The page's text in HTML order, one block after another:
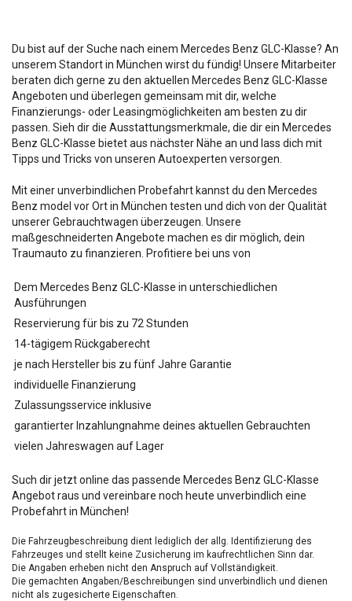
Du bist auf der Suche nach einem Mercedes Benz GLC-Klasse? An
unserem Standort in München wirst du fündig! Unsere Mitarbeiter
beraten dich gerne zu den aktuellen Mercedes Benz GLC-Klasse
Angeboten und überlegen gemeinsam mit dir, welche
Finanzierungs- oder Leasingmöglichkeiten am besten zu dir
passen. Sieh dir die Ausstattungsmerkmale, die dir ein Mercedes
Benz GLC-Klasse bietet aus nächster Nähe an und lass dich mit
Tipps und Tricks von unseren Autoexperten versorgen.
Mit einer unverbindlichen Probefahrt kannst du den Mercedes
Benz model vor Ort in München testen und dich von der Qualität
unserer Gebrauchtwagen überzeugen. Unsere
maßgeschneiderten Angebote machen es dir möglich, dein
Traumauto zu finanzieren. Profitiere bei uns von
Dem Mercedes Benz GLC-Klasse in unterschiedlichen
Ausführungen
Reservierung für bis zu 72 Stunden
14-tägigem Rückgaberecht
je nach Hersteller bis zu fünf Jahre Garantie
individuelle Finanzierung
Zulassungsservice inklusive
garantierter Inzahlungnahme deines aktuellen Gebrauchten
vielen Jahreswagen auf Lager
Such dir jetzt online das passende Mercedes Benz GLC-Klasse
Angebot raus und vereinbare noch heute unverbindlich eine
Probefahrt in München!
Die Fahrzeugbeschreibung dient lediglich der allg. Identifizierung des
Fahrzeuges und stellt keine Zusicherung im kaufrechtlichen Sinn dar.
Die Angaben erheben nicht den Anspruch auf Vollständigkeit.
Die gemachten Angaben/Beschreibungen sind unverbindlich und dienen
nicht als zugesicherte Eigenschaften.